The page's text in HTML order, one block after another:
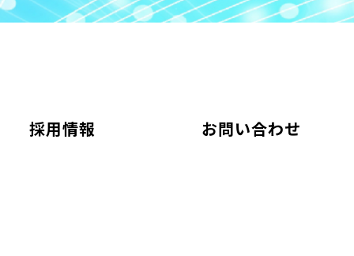
採用情報 お問い合わせ